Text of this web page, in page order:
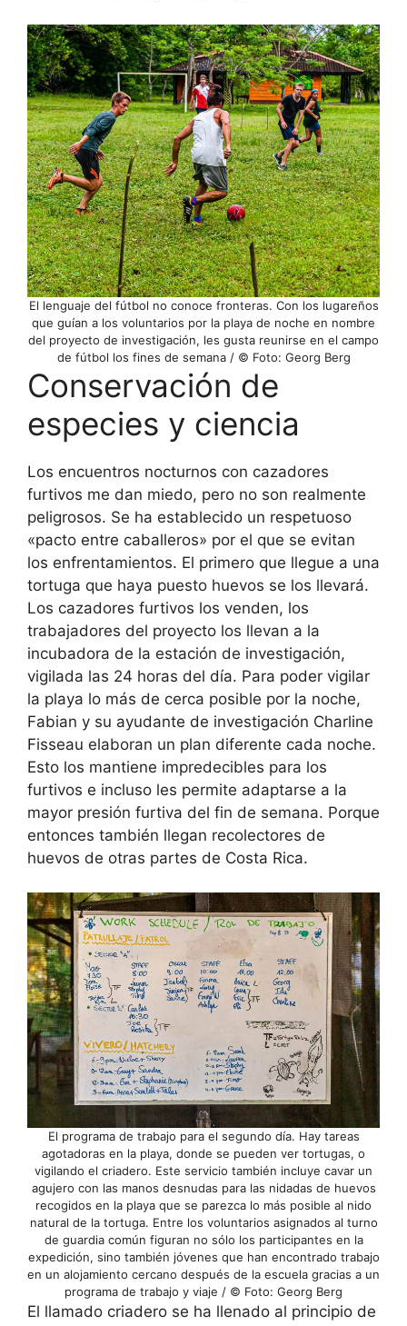
El lenguaje del fútbol no conoce fronteras. Con los lugareños
que guían a los voluntarios por la playa de noche en nombre
del proyecto de investigación, les gusta reunirse en el campo
de fútbol los fines de semana / © Foto: Georg Berg
Conservación de
especies y ciencia
Los encuentros nocturnos con cazadores
furtivos me dan miedo, pero no son realmente
peligrosos. Se ha establecido un respetuoso
«pacto entre caballeros» por el que se evitan
los enfrentamientos. El primero que llegue a una
tortuga que haya puesto huevos se los llevará.
Los cazadores furtivos los venden, los
trabajadores del proyecto los llevan a la
incubadora de la estación de investigación,
vigilada las 24 horas del día. Para poder vigilar
la playa lo más de cerca posible por la noche,
Fabian y su ayudante de investigación Charline
Fisseau elaboran un plan diferente cada noche.
Esto los mantiene impredecibles para los
furtivos e incluso les permite adaptarse a la
mayor presión furtiva del fin de semana. Porque
entonces también llegan recolectores de
huevos de otras partes de Costa Rica.
El programa de trabajo para el segundo día. Hay tareas
agotadoras en la playa, donde se pueden ver tortugas, o
vigilando el criadero. Este servicio también incluye cavar un
agujero con las manos desnudas para las nidadas de huevos
recogidos en la playa que se parezca lo más posible al nido
natural de la tortuga. Entre los voluntarios asignados al turno
de guardia común figuran no sólo los participantes en la
expedición, sino también jóvenes que han encontrado trabajo
en un alojamiento cercano después de la escuela gracias a un
programa de trabajo y viaje / © Foto: Georg Berg
El llamado criadero se ha llenado al principio de